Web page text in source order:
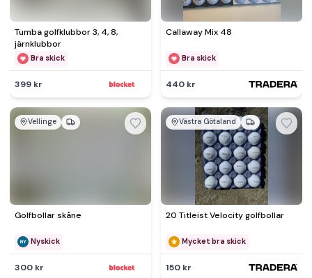
Tumba golfklubbor 3, 4, 8,
järnklubbor
Bra skick
399 kr
Callaway Mix 48
Bra skick
440 kr
Vellinge
Golfbollar skåne
Nyskick
300 kr
Västra Götaland
20 Titleist Velocity golfbollar
Mycket bra skick
150 kr